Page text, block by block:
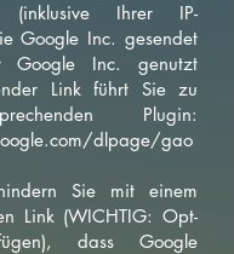
(inklusive Ihrer IP-
Google Inc. gesendet
Inc. genutzt
Link führt Sie zu
Plugin:
dlpage/gao
Sie mit einem
Link (WICHTIG: Opt-
dass Google